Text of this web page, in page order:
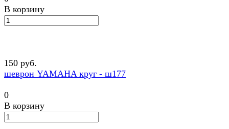
В корзину
150 руб.
шеврон YAMAHA круг - ш177
0
В корзину